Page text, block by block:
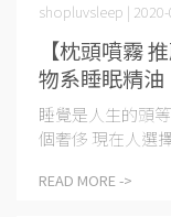
【枕頭噴霧
物系睡眠精
睡
shopluvsleep |
睡覺是人生的頭
個奢侈 現在人選
READ MORE ->